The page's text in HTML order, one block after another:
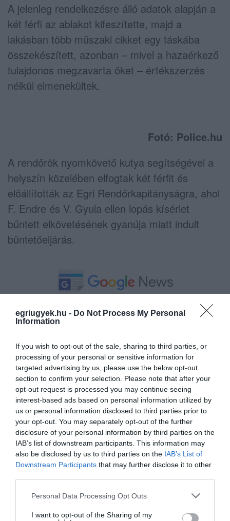
egriugyek.hu - Do Not Process My Personal
Information
If you wish to opt-out of the sale, sharing to third parties, or
processing of your personal or sensitive information for
targeted advertising by us, please use the below opt-out
section to confirm your selection. Please note that after your
opt-out request is processed you may continue seeing
interest-based ads based on personal information utilized by
us or personal information disclosed to third parties prior to
your opt-out. You may separately opt-out of the further
disclosure of your personal information by third parties on the
IAB’s list of downstream participants. This information may
also be disclosed by us to third parties on the IAB’s List of
Downstream Participants that may further disclose it to other
Please note that this website/app uses one or more Google
not limited to your visit or usage behaviour. You may click to
Personal Data Processing Opt Outs
I want to opt-out of the Sharing of my
A jelenleg rendelkezésre álló adatok alapján a
két férfi az ablakot kifeszítette, majd a
lakásban több műszaki cikket egy táskába
összekészített, azonban – mivel a hazaérkező
tulajdonos megzavarta őket – értékszerzés
nélkül elmenekültek.
Fotó: Police.hu
A rendőrök nyomkövető kutya segítségével a
helyszín közelében elfogtak két férfit és
előállították az Egri Rendőrkapitányságra, ahol
F. Endre és V. Gyula ellen lopás kísérlet
bűntett elkövetésének gyanúja miatt indult
büntetőeljárás.
Ne maradjon le a legfrissebb hírekről, kövessen
bennünket az EGRI ÜGYEK Google Hírek oldalán!
VISSZA A FŐOLDALRA
Legfrissebb híreink
OLTÁST A DÉDESTAPOLCSÁNYI...